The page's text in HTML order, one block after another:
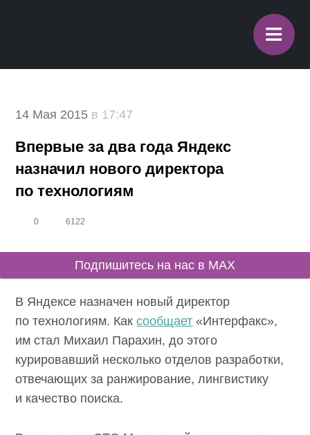
≡
14 Мая 2015 в 17:47
Впервые за два года Яндекс
назначил нового директора
по технологиям
0 6122
Подпишитесь на нас в MAX
В Яндексе назначен новый директор
по технологиям. Каксообщает «Интерфакс»,
им стал Михаил Парахин, до этого
курировавший несколько отделов разработки,
отвечающих за ранжирование, лингвистику
и качество поиска.